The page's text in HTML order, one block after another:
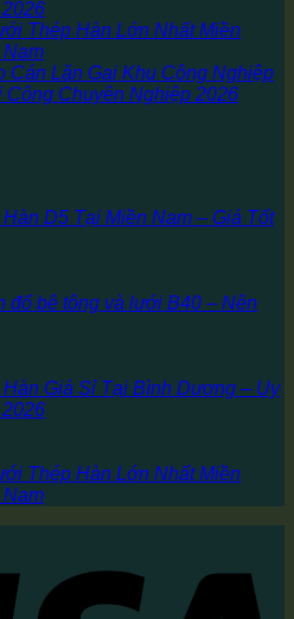
Thép Hàn Lớn Nhất Miền
Nam
Cán Lăn Gai Khu Công Nghiệp
Chuyên Nghiệp 2026
D5 Tại Miền Nam – Giá Tốt
đổ bê tông và lưới B40 – Nên
Giá Sỉ Tại Bình Dương – Uy
Thép Hàn Lớn Nhất Miền
Nam